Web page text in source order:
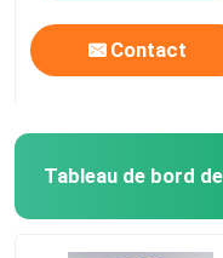
Contact
Tableau de bord